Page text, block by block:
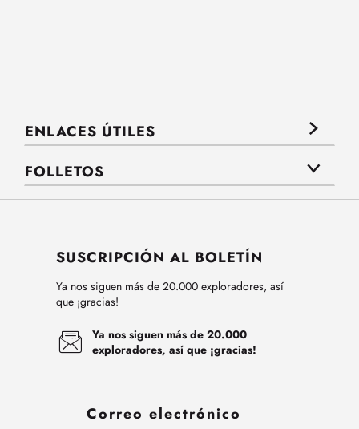
ENLACES ÚTILES
FOLLETOS
SUSCRIPCIÓN AL BOLETÍN
Ya nos siguen más de 20.000 exploradores, así
que ¡gracias!
Ya nos siguen más de 20.000
exploradores, así que ¡gracias!